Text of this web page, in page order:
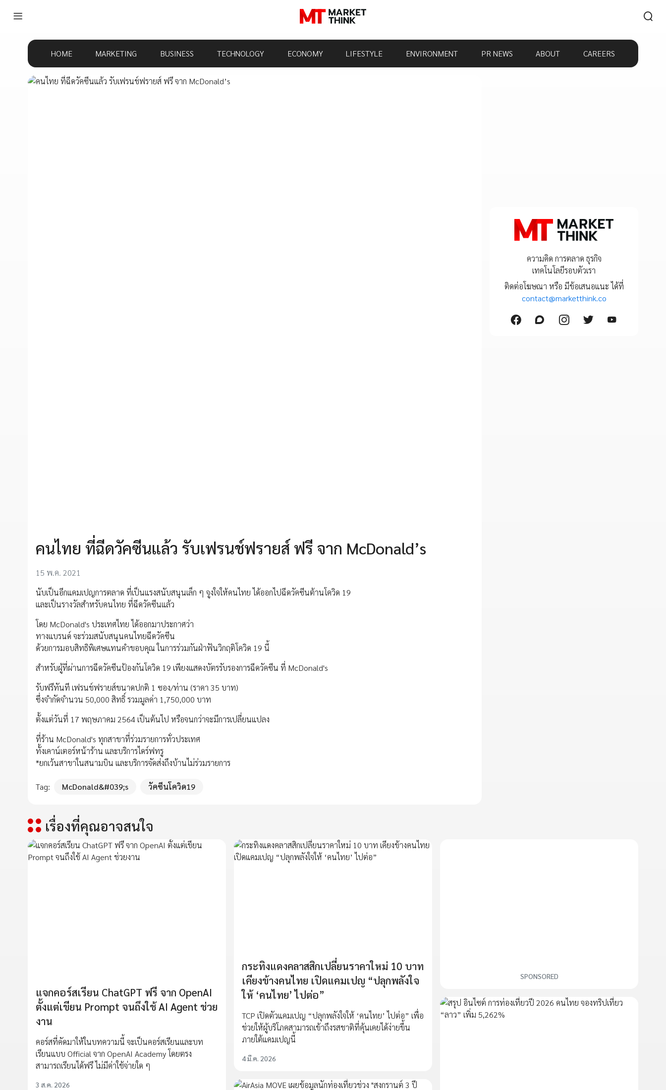
HOME MARKETING BUSINESS TECHNOLOGY ECONOMY LIFESTYLE ENVIRONMENT PR NEWS ABOUT CAREERS
คนไทย ที่ฉีดวัคซีนแล้ว รับเฟรนช์ฟรายส์ ฟรี จาก McDonald’s
15 พ.ค. 2021
นับเป็นอีกแคมเปญการตลาด ที่เป็นแรงสนับสนุนเล็ก ๆ จูงใจให้คนไทย ได้ออกไปฉีดวัคซีนต้านโควิด 19
และเป็นรางวัลสำหรับคนไทย ที่ฉีดวัคซีนแล้ว
โดย McDonald's ประเทศไทย ได้ออกมาประกาศว่า
ทางแบรนด์ จะร่วมสนับสนุนคนไทยฉีดวัคซีน
ด้วยการมอบสิทธิพิเศษแทนคำขอบคุณ ในการร่วมกันฝ่าฟันวิกฤติโควิด 19 นี้
สำหรับผู้ที่ผ่านการฉีดวัคซีนป้องกันโควิด 19 เพียงแสดงบัตรรับรองการฉีดวัคซีน ที่ McDonald's
รับฟรีทันที เฟรนช์ฟรายส์ขนาดปกติ 1 ซอง/ท่าน (ราคา 35 บาท)
ซึ่งจำกัดจำนวน 50,000 สิทธิ์ รวมมูลค่า 1,750,000 บาท
ตั้งแต่วันที่ 17 พฤษภาคม 2564 เป็นต้นไป หรือจนกว่าจะมีการเปลี่ยนแปลง
ที่ร้าน McDonald's ทุกสาขาที่ร่วมรายการทั่วประเทศ
ทั้งเคาน์เตอร์หน้าร้าน และบริการไดร์ฟทรู
*ยกเว้นสาขาในสนามบิน และบริการจัดส่งถึงบ้านไม่ร่วมรายการ
Tag: McDonald&#039;s วัคซีนโควิด19
ความคิด การตลาด ธุรกิจ
เทคโนโลยีรอบตัวเรา
ติดต่อโฆษณา หรือ มีข้อเสนอแนะ ได้ที่
contact@marketthink.co
เรื่องที่คุณอาจสนใจ
แจกคอร์สเรียน ChatGPT ฟรี จาก OpenAI
ตั้งแต่เขียน Prompt จนถึงใช้ AI Agent ช่วย
งาน
คอร์สที่คัดมาให้ในบทความนี้ จะเป็นคอร์สเรียนและบท
เรียนแบบ Official จาก OpenAI Academy โดยตรง
สามารถเรียนได้ฟรี ไม่มีค่าใช้จ่ายใด ๆ
3 ส.ค. 2026
กระทิงแดงคลาสสิกเปลี่ยนราคาใหม่ 10 บาท
เคียงข้างคนไทย เปิดแคมเปญ “ปลุกพลังใจ
ให้ ‘คนไทย’ ไปต่อ”
TCP เปิดตัวแคมเปญ “ปลุกพลังใจให้ ‘คนไทย’ ไปต่อ” เพื่อ
ช่วยให้ผู้บริโภคสามารถเข้าถึงรสชาติที่คุ้นเคยได้ง่ายขึ้น
ภายใต้แคมเปญนี้
4 มี.ค. 2026
SPONSORED